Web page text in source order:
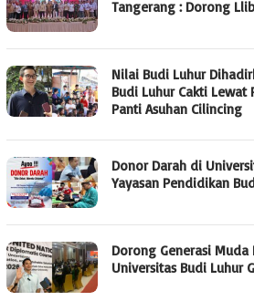
Tangerang : Dorong
Nilai Budi Luhur
Budi Luhur Cakti
Panti Asuhan Cilincing
Donor Darah di
Yayasan Pendidikan
Dorong Generasi
Universitas Budi Luhur